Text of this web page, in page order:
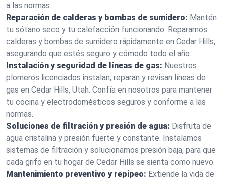
a las normas.
Reparación de calderas y bombas de sumidero: Mantén
tu sótano seco y tu calefacción funcionando. Reparamos
calderas y bombas de sumidero rápidamente en Cedar Hills,
asegurando que estés seguro y cómodo todo el año.
Instalación y seguridad de líneas de gas: Nuestros
plomeros licenciados instalan, reparan y revisan líneas de
gas en Cedar Hills, Utah. Confía en nosotros para mantener
tu cocina y electrodomésticos seguros y conforme a las
normas.
Soluciones de filtración y presión de agua: Disfruta de
agua cristalina y presión fuerte y constante. Instalamos
sistemas de filtración y solucionamos presión baja, para que
cada grifo en tu hogar de Cedar Hills se sienta como nuevo.
Mantenimiento preventivo y repipeo: Extiende la vida de